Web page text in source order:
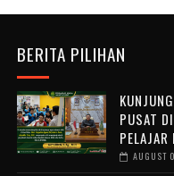
BERITA PILIHAN
PUSAT
AUGUST